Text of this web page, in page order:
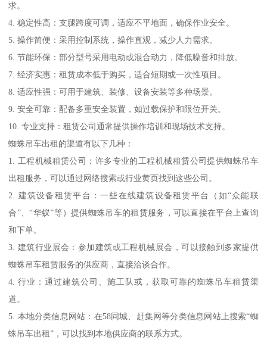
求。
4. 稳定性高：支腿跨度可调，适应不平地面，确保作业安全。
5. 操作简便：采用控制系统，操作直观，减少人力需求。
6. 节能环保：部分型号采用电动或混合动力，降低噪音和排放。
7. 经济实惠：租赁成本低于购买，适合短期或一次性项目。
8. 适应性强：可用于建筑、装修、设备安装等多种场景。
9. 安全可靠：配备多重安全装置，如过载保护和限位开关。
10. 专业支持：租赁公司通常提供操作培训和现场技术支持。
蜘蛛吊车出租的渠道有以下几种：
1. 工程机械租赁公司：许多专业的工程机械租赁公司提供蜘蛛吊车
出租服务，可以通过网络搜索或行业黄页找到这些公司。
2. 建筑设备租赁平台：一些在线建筑设备租赁平台（如“众能联
合”、“华蚁”等）提供蜘蛛吊车的租赁服务，可以直接在平台上查询
和下单。
3. 建筑行业展会：参加建筑或工程机械展会，可以接触到多家提供
蜘蛛吊车租赁服务的供应商，直接洽谈合作。
4. 行业：通过建筑公司、施工队或，获取可靠的蜘蛛吊车租赁渠
道。
5. 本地分类信息网站：在58同城、赶集网等分类信息网站上搜索“蜘
蛛吊车出租”，可以找到本地供应商的联系方式。